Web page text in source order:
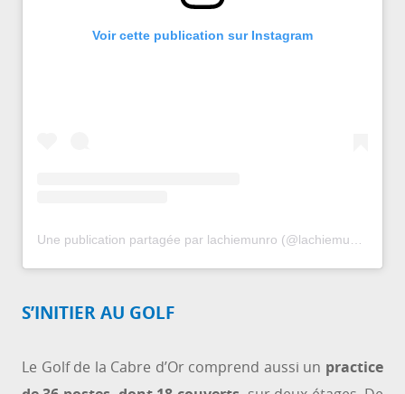
Voir cette publication sur Instagram
S’INITIER AU GOLF
Le Golf de la Cabre d’Or comprend aussi un practice